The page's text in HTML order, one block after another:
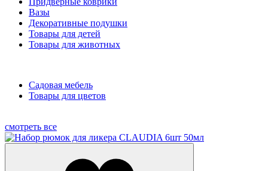
Вазы
Декоративные подушки
Товары для детей
Товары для животных
Садовая мебель
Товары для цветов
смотреть все